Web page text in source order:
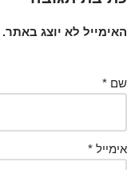
האימייל לא יוצג באתר.
שם *
אימייל *